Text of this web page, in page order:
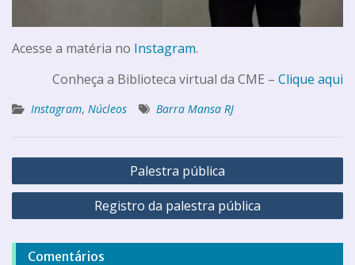
Acesse a matéria no Instagram.
Conheça a Biblioteca virtual da CME – Clique aqui
Instagram, Núcleos Barra Mansa RJ
Palestra pública
Registro da palestra pública
Comentários